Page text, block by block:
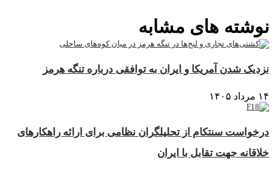
نوشته های مشابه
نزدیک شدن آمریکا و ایران به توافقی درباره تنگه هرمز
۱۴ مرداد ۱۴۰۵
درخواست سنتکام از تحلیلگران نظامی برای ارائه راهکارهای
خلاقانه جهت تقابل با ایران